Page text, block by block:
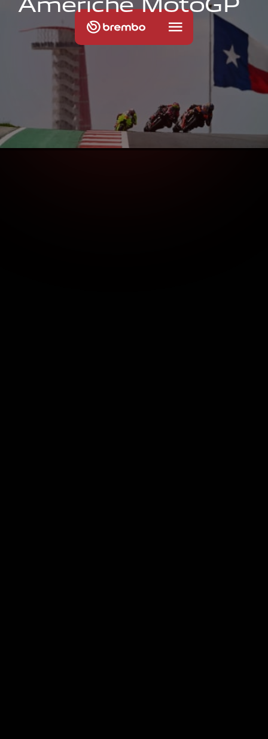
Americhe MotoG P